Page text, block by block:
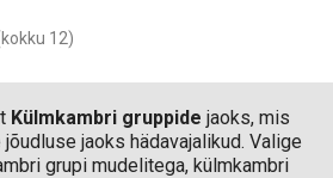
12)
Külmkambri gruppide jaoks, mis
jaoks hädavajalikud. Valige
grupi mudelitega, külmkambri